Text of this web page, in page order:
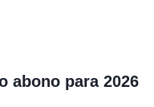
abono para 2026